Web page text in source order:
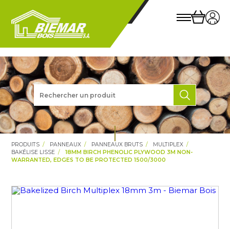
PRODUITS PANNEAUX PANNEAUX BRUTS
MULTIPLEX
BAKÉLISE LISSE
18MM BIRCH PHENOLIC PLYWOOD 3M NON-
WARRANTED, EDGES TO BE PROTECTED 1500/3000